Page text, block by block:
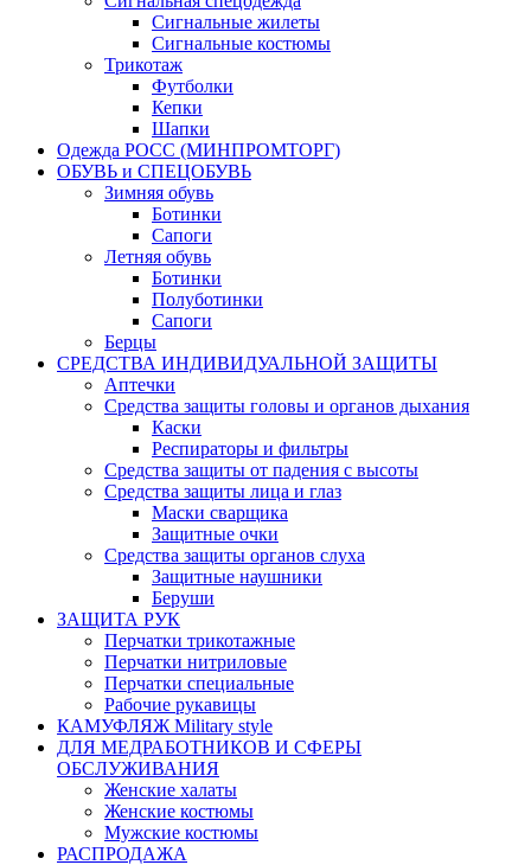
Сигнальные жилеты
Сигнальные костюмы
Трикотаж
Футболки
Кепки
Шапки
Одежда РОСС (МИНПРОМТОРГ)
ОБУВЬ и СПЕЦОБУВЬ
Зимняя обувь
Ботинки
Сапоги
Летняя обувь
Ботинки
Полуботинки
Сапоги
Берцы
СРЕДСТВА ИНДИВИДУАЛЬНОЙ ЗАЩИТЫ
Аптечки
Средства защиты головы и органов дыхания
Каски
Респираторы и фильтры
Средства защиты от падения с высоты
Средства защиты лица и глаз
Маски сварщика
Защитные очки
Средства защиты органов слуха
Защитные наушники
Беруши
ЗАЩИТА РУК
Перчатки трикотажные
Перчатки нитриловые
Перчатки специальные
Рабочие рукавицы
КАМУФЛЯЖ Military style
ДЛЯ МЕДРАБОТНИКОВ И СФЕРЫ
ОБСЛУЖИВАНИЯ
Женские халаты
Женские костюмы
Мужские костюмы
РАСПРОДАЖА